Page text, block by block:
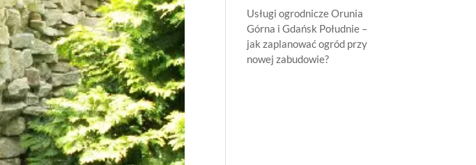
Usługi ogrodnicze Orunia
Górna i Gdańsk Południe –
jak zaplanować ogród przy
nowej zabudowie?